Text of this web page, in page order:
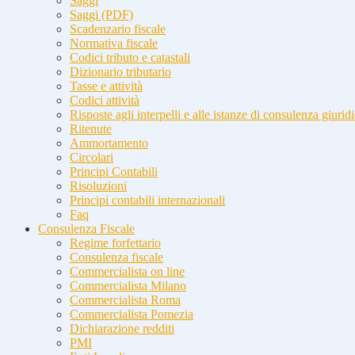
Saggi (PDF)
Scadenzario fiscale
Normativa fiscale
Codici tributo e catastali
Dizionario tributario
Tasse e attività
Codici attività
Risposte agli interpelli e alle istanze di consulenza
Ritenute
Ammortamento
Circolari
Principi Contabili
Risoluzioni
Principi contabili internazionali
Faq
Consulenza Fiscale
Regime forfettario
Consulenza fiscale
Commercialista on line
Commercialista Milano
Commercialista Roma
Commercialista Pomezia
Dichiarazione redditi
PMI